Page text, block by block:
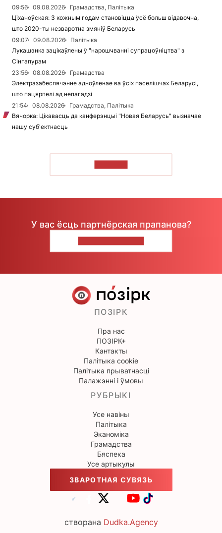
09:56
09.08.2026
Грамадства, Палітыка
Ціханоўская: З кожным годам становіцца ўсё больш відавочна,
што 2020-ты незваротна змяніў Беларусь
09:07
09.08.2026
Палітыка
Лукашэнка зацікаўлены ў "нарошчванні супрацоўніцтва" з
Сінгапурам
23:56
08.08.2026
Грамадства
Электразабеспячэнне адноўленае ва ўсіх паселішчах Беларусі,
што пацярпелі ад непагадзі
21:54
08.08.2026
Грамадства, Палітыка
Вячорка: Цікавасць да канферэнцыі "Новая Беларусь" вызначае
нашу суб'ектнасць
У вас ёсць партнёрская прапанова?
ПОЗІРК
Пра нас
ПОЗІРК+
Кантакты
Палітыка cookie
Палітыка прыватнасці
Палажэнні і ўмовы
РУБРЫКІ
Усе навіны
Палітыка
Эканоміка
Грамадства
Бяспека
Усе артыкулы
ЗВАРОТНАЯ СУВЯЗЬ
створана Dudka.Agency